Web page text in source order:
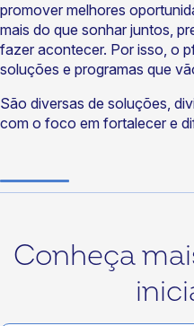
promover melhores
mais do que sonhar juntos,
fazer acontecer. Por isso, o
soluções e programas que
São diversas de soluções,
com o foco em fortalecer e
Conheça